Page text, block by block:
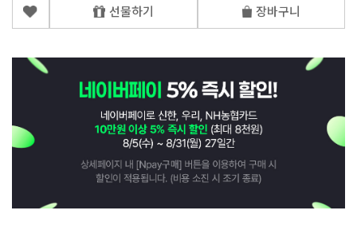
선물하기 장바구니